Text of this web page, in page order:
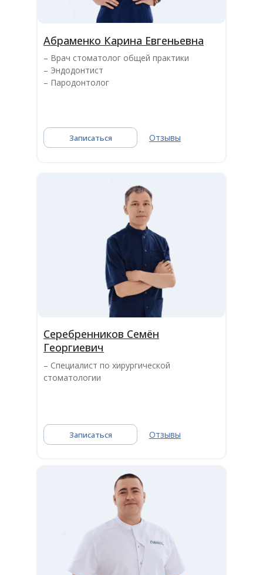
Абраменко Карина Евгеньевна
Отзывы
– Врач стоматолог общей практики
– Эндодонтист
– Пародонтолог
Записаться
Серебренников Семён
Георгиевич
Отзывы
– Специалист по хирургической
стоматологии
Записаться
Content Oriented Web
Make great presentations, longreads, and landing pages, as well as
photo stories, blogs, lookbooks, and all other kinds of content oriented